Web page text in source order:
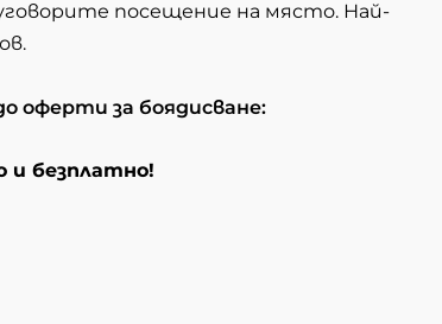
посещение на място. Най-
оферти за боядисване:
и безплатно!